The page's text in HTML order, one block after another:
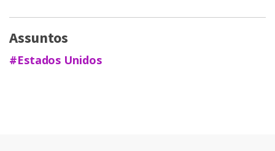
Assuntos
#Estados Unidos